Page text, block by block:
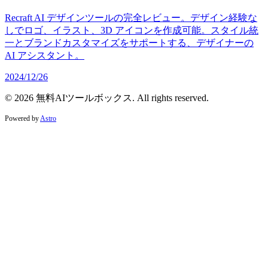
Recraft AI デザインツールの完全レビュー。デザイン経験な
しでロゴ、イラスト、3D アイコンを作成可能。スタイル統
一とブランドカスタマイズをサポートする、デザイナーの
AI アシスタント。
2024/12/26
© 2026 無料AIツールボックス. All rights reserved.
Powered byAstro